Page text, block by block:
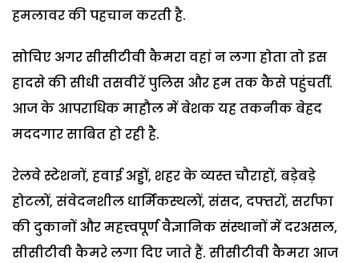
हमलावर की पहचान करती है.
सोचिए अगर सीसीटीवी कैमरा वहां न लगा होता तो इस
हादसे की सीधी तसवीरें पुलिस और हम तक कैसे पहुंचतीं.
आज के आपराधिक माहौल में बेशक यह तकनीक बेहद
मददगार साबित हो रही है.
रेलवे स्टेशनों, हवाई अड्डों, शहर के व्यस्त चौराहों, बड़ेबड़े
होटलों, संवेदनशील धार्मिकस्थलों, संसद, दफ्तरों, सर्राफा
की दुकानों और महत्त्वपूर्ण वैज्ञानिक संस्थानों में दरअसल,
सीसीटीवी कैमरे लगा दिए जाते हैं. सीसीटीवी कैमरा आज